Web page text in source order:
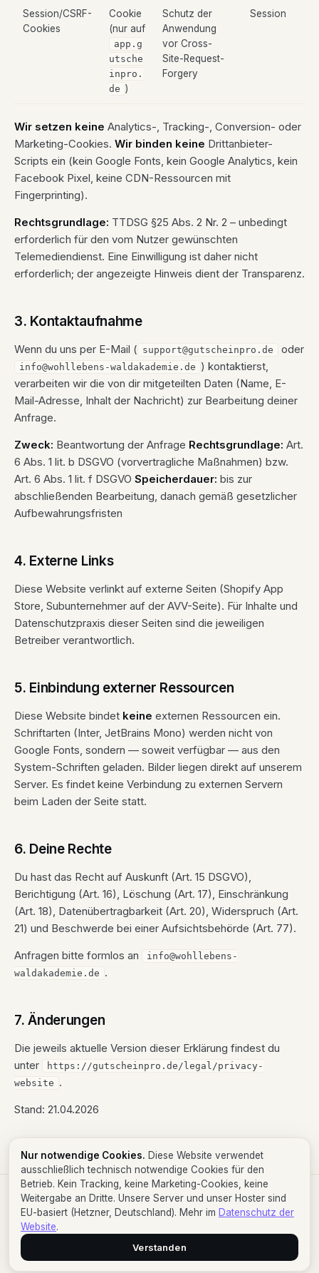
Session/CSRF-
Cookies
Cookie
(nur auf
app.g
utsche
inpro.
de )
Schutz der
Anwendung
vor Cross-
Site-Request-
Forgery
Session
Wir setzen keine Analytics-, Tracking-, Conversion- oder
Marketing-Cookies. Wir binden keine Drittanbieter-
Scripts ein (kein Google Fonts, kein Google Analytics, kein
Facebook Pixel, keine CDN-Ressourcen mit
Fingerprinting).
Rechtsgrundlage: TTDSG §25 Abs. 2 Nr. 2 – unbedingt
erforderlich für den vom Nutzer gewünschten
Telemediendienst. Eine Einwilligung ist daher nicht
erforderlich; der angezeigte Hinweis dient der Transparenz.
3. Kontaktaufnahme
Wenn du uns per E-Mail ( support@gutscheinpro.de oder
info@wohllebens-waldakademie.de ) kontaktierst,
verarbeiten wir die von dir mitgeteilten Daten (Name, E-
Mail-Adresse, Inhalt der Nachricht) zur Bearbeitung deiner
Anfrage.
Zweck: Beantwortung der Anfrage Rechtsgrundlage: Art.
6 Abs. 1 lit. b DSGVO (vorvertragliche Maßnahmen) bzw.
Art. 6 Abs. 1 lit. f DSGVO Speicherdauer: bis zur
abschließenden Bearbeitung, danach gemäß gesetzlicher
Aufbewahrungsfristen
4. Externe Links
Diese Website verlinkt auf externe Seiten (Shopify App
Store, Subunternehmer auf der AVV-Seite). Für Inhalte und
Datenschutzpraxis dieser Seiten sind die jeweiligen
Betreiber verantwortlich.
5. Einbindung externer Ressourcen
Diese Website bindet keine externen Ressourcen ein.
Schriftarten (Inter, JetBrains Mono) werden nicht von
Google Fonts, sondern — soweit verfügbar — aus den
System-Schriften geladen. Bilder liegen direkt auf unserem
Server. Es findet keine Verbindung zu externen Servern
beim Laden der Seite statt.
6. Deine Rechte
Du hast das Recht auf Auskunft (Art. 15 DSGVO),
Berichtigung (Art. 16), Löschung (Art. 17), Einschränkung
(Art. 18), Datenübertragbarkeit (Art. 20), Widerspruch (Art.
21) und Beschwerde bei einer Aufsichtsbehörde (Art. 77).
Anfragen bitte formlos an
info@wohllebens-
waldakademie.de .
7. Änderungen
Die jeweils aktuelle Version dieser Erklärung findest du
unter
https://gutscheinpro.de/legal/privacy-
website .
Stand: 21.04.2026
© 2026 Gutschein Pro · Made in Germany
HilfeChangelogImpressumDatenschutz (App)
Datenschutz (Website)
Nur notwendige Cookies. Diese Website verwendet
ausschließlich technisch notwendige Cookies für den
Betrieb. Kein Tracking, keine Marketing-Cookies, keine
Weitergabe an Dritte. Unsere Server und unser Hoster sind
EU-basiert (Hetzner, Deutschland). Mehr im Datenschutz der
Website.
Verstanden